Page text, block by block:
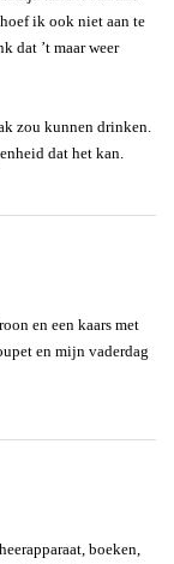
ik ook niet aan te
dat ’t maar weer
zou kunnen drinken.
dat het kan.
en een kaars met
en mijn vaderdag
boeken,